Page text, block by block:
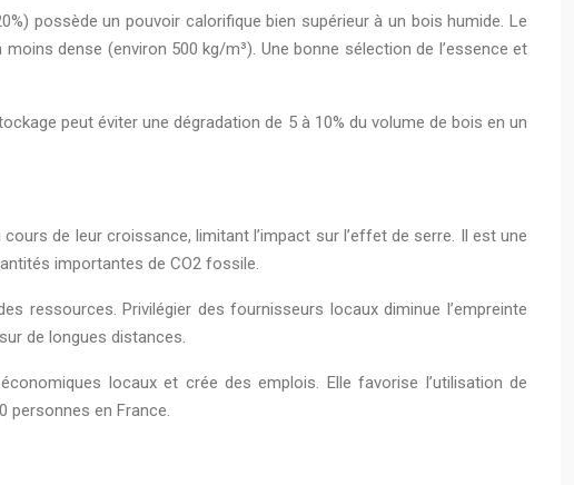
possède un pouvoir calorifique bien supérieur à un bois humide. Le
dense (environ 500 kg/m³). Une bonne sélection de l’essence et
peut éviter une dégradation de 5 à 10% du volume de bois en un
de leur croissance, limitant l’impact sur l’effet de serre. Il est une
importantes de CO2 fossile.
ressources. Privilégier des fournisseurs locaux diminue l’empreinte
de longues distances.
locaux et crée des emplois. Elle favorise l’utilisation de
personnes en France.